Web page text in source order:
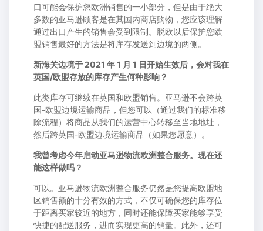
口可能会保护您欧洲销售的一小部分，但是由于绝大
多数的亚马逊顾客是在其国内商店购物，您应该理解
通过出口产生的销售会受到限制。脱欧以后保护您欧
盟销售最好的方法是将库存发送到边境的两侧。
新海关边境于 2021 年 1 月 1 日开始生效后，会对我在
英国/欧盟存放的库存产生何种影响？
此类库存可继续在英国和欧盟销售。亚马逊不会跨英
国-欧盟边境运输商品，但您可以（通过我们的标准移
除流程）将商品从我们的运营中心转移至当地地址，
然后跨英国-欧盟边境运输商品（如果您愿意）。
我曾考虑今年启动亚马逊物流欧洲整合服务。现在还
能这样做吗？
可以。亚马逊物流欧洲整合服务仍然是您提高欧盟地
区销售额的十分有效的方式，不仅可确保您的库存位
于距离买家较近的地方，同时还能保障买家能够享受
快捷的配送服务，进而实现更高的销量。此外，还可